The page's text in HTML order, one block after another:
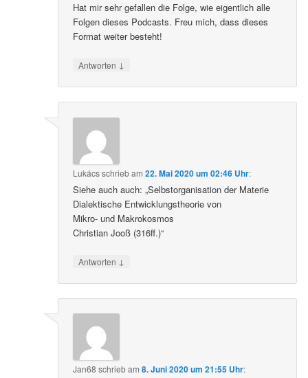
Hat mir sehr gefallen die Folge, wie eigentlich alle
Folgen dieses Podcasts. Freu mich, dass dieses
Format weiter besteht!
Antworten ↓
Lukácsschriebam22. Mai 2020 um 02:46 Uhr:
Siehe auch auch: „Selbstorganisation der Materie
Dialektische Entwicklungstheorie von
Mikro- und Makrokosmos
Christian Jooß (316ff.)“
Antworten ↓
Jan68 schriebam8. Juni 2020 um 21:55 Uhr: